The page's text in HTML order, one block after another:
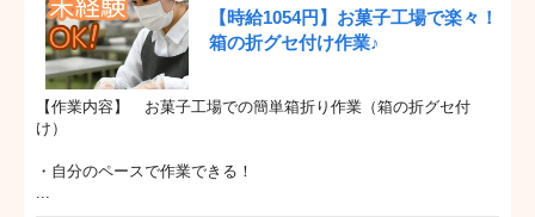
【時給1054円】お菓子工場で楽々！
箱の折グセ付け作業♪
【作業内容】 お菓子工場での簡単箱折り作業（箱の折グセ付
け）
・自分のペースで作業できる！